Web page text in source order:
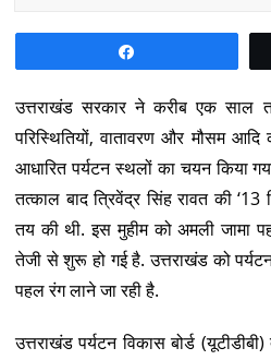
उत्तराखंड सरकार ने करीब एक साल
परिस्थितियों, वातावरण और मौसम
आधारित पर्यटन स्थलों का चयन किया
तत्काल बाद त्रिवेंद्र सिंह रावत की
तय की थी. इस मुहीम को अमली जामा
तेजी से शुरू हो गई है. उत्तराखंड को
पहल रंग लाने जा रही है.
उत्तराखंड पर्यटन विकास बोर्ड